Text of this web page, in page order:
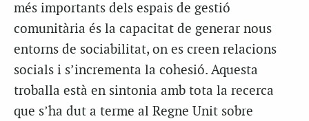
més importants dels espais de gestió
comunitària és la capacitat de generar nous
entorns de sociabilitat, on es creen relacions
socials i s’incrementa la cohesió. Aquesta
troballa està en sintonia amb tota la recerca
que s’ha dut a terme al Regne Unit sobre